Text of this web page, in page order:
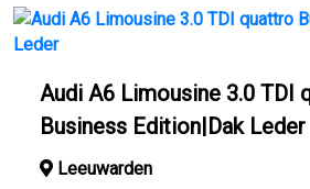
Audi A6 Limousine 3.0 TDI
Business Edition|Dak Leder
Leeuwarden